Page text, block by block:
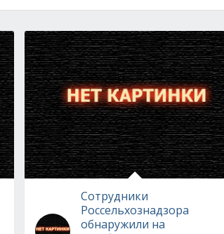
Сотрудники
Россельхознадзора
обнаружили на